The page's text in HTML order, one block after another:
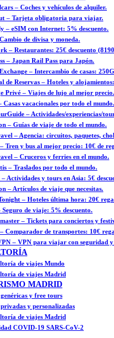
– Coches y vehículos de alquiler.
– Tarjeta obligatoria para viajar.
– eSIM con Internet: 5% descuento.
de divisa y moneda.
– Restaurantes: 25€ descuento
– Japan Rail Pass para Japón.
– Intercambio de casas:
de Reservas – Hoteles y
Privé – Viajes de lujo al mejor precio.
Casas vacacionales por todo el mundo.
– Actividades/experiencias/
– Guías de viaje de todo el mundo.
– Agencia: circuitos, paquetes,
Tren y bus al mejor precio: 10€ de
– Cruceros y ferries en el mundo.
– Traslados por todo el mundo.
Actividades y tours en Asia: 5€
– Artículos de viaje que necesitas.
– Hoteles última hora: 20€
de viaje: 5% descuento.
– Tickets para conciertos y
Comparador de transportes: 10€
– VPN para viajar con seguridad
de viajes Mundo
de viajes Madrid
MADRID
y free tours
y personalizadas
de viajes Madrid
COVID-19 SARS-CoV-2